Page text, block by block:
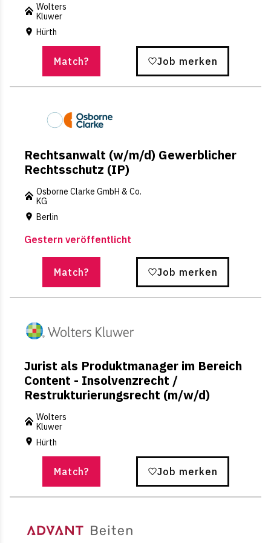
Wolters
Kluwer
Hürth
Match? Job merken
Rechtsanwalt (w/m/d) Gewerblicher
Rechtsschutz (IP)
Osborne Clarke GmbH & Co.
KG
Berlin
Gestern veröffentlicht
Match? Job merken
Jurist als Produktmanager im Bereich
Content - Insolvenzrecht /
Restrukturierungsrecht (m/w/d)
Wolters
Kluwer
Hürth
Match? Job merken